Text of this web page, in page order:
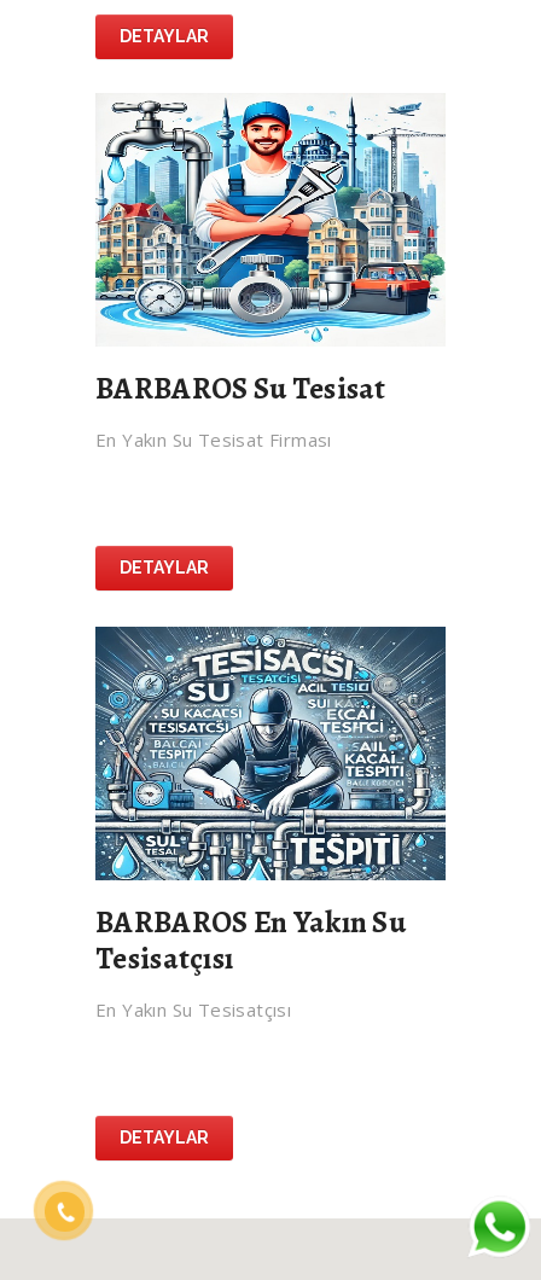
DETAYLAR
BARBAROS Su Tesisat
En Yakın Su Tesisat Firması
DETAYLAR
BARBAROS En Yakın Su
Tesisatçısı
En Yakın Su Tesisatçısı
DETAYLAR